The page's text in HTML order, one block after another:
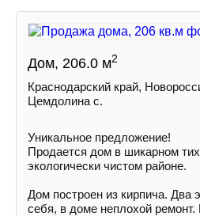
Дом, 206.0 м2
Краснодарский край,
Цемдолина с.
Уникальное предложение!
Продается дом в шикарном
экологически чистом районе.
Дом построен из кирпича. Два
себя, в доме неплохой ремонт.